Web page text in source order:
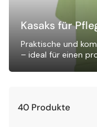
Kasaks für
Praktische und
– ideal für einen
40 Produkte